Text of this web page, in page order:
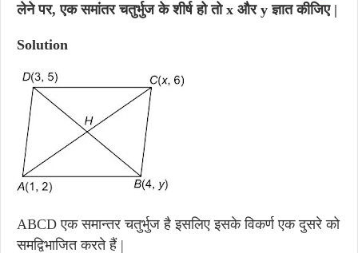
लेने पर, एक समांतर चतुर्भुज के शीर्ष हो तो x और y ज्ञात कीजिए |
Solution
ABCD एक समान्तर चतुर्भुज है इसलिए इसके विकर्ण एक दुसरे को
समद्विभाजित करते हैं |